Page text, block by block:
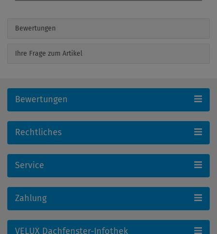
Bewertungen
Ihre Frage zum Artikel
Bewertungen
Rechtliches
Service
Zahlung
VELUX Dachfenster-Infothek